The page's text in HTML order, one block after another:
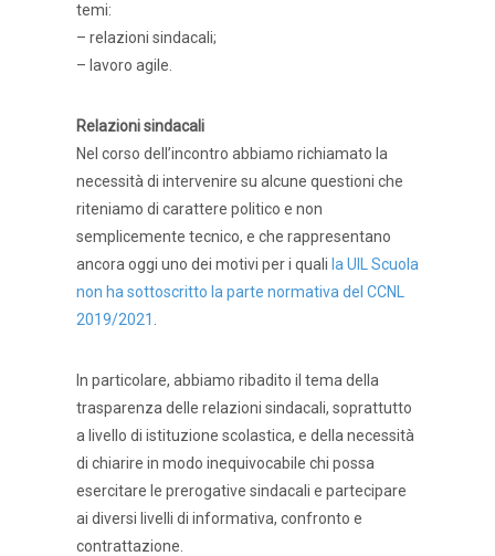
temi:
– relazioni sindacali;
– lavoro agile.
Relazioni sindacali
Nel corso dell’incontro abbiamo richiamato la
necessità di intervenire su alcune questioni che
riteniamo di carattere politico e non
semplicemente tecnico, e che rappresentano
ancora oggi uno dei motivi per i quali la UIL Scuola
non ha sottoscritto la parte normativa del CCNL
2019/2021
In particolare, abbiamo ribadito il tema della
trasparenza delle relazioni sindacali, soprattutto
a livello di istituzione scolastica, e della necessità
di chiarire in modo inequivocabile chi possa
esercitare le prerogative sindacali e partecipare
ai diversi livelli di informativa, confronto e
contrattazione.